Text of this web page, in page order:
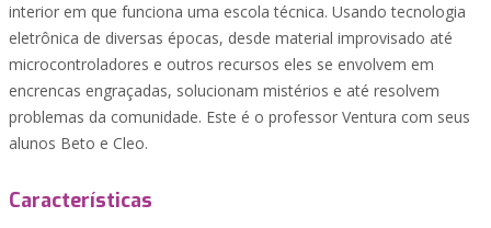
interior em que funciona uma escola técnica. Usando tecnologia
eletrônica de diversas épocas, desde material improvisado até
microcontroladores e outros recursos eles se envolvem em
encrencas engraçadas, solucionam mistérios e até resolvem
problemas da comunidade. Este é o professor Ventura com seus
alunos Beto e Cleo.
Características